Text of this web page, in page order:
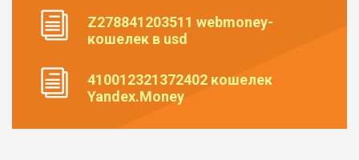
Z278841203511 webmoney-
кошелек в usd
410012321372402 кошелек
Yandex.Money